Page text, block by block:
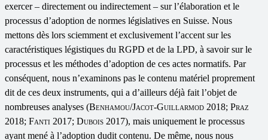
exercer – directement ou indirectement – sur l’élaboration et le
processus d’adoption de normes législatives en Suisse. Nous
mettons dès lors sciemment et exclusivement l’accent sur les
caractéristiques légistiques du RGPD et de la LPD, à savoir sur le
processus et les méthodes d’adoption de ces actes normatifs. Par
conséquent, nous n’examinons pas le contenu matériel proprement
dit de ces deux instruments, qui a d’ailleurs déjà fait l’objet de
nombreuses analyses (Benhamou/Jacot-Guillarmod 2018; Praz
2018; Fanti 2017; Dubois 2017), mais uniquement le processus
ayant mené à l’adoption dudit contenu. De même, nous nous